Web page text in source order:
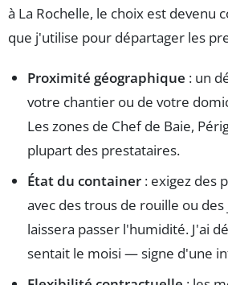
à La Rochelle, le choix est devenu
que j'utilise pour départager les
Proximité géographique : un
votre chantier ou de votre
Les zones de Chef de Baie,
plupart des prestataires.
État du container : exigez des
avec des trous de rouille ou
laissera passer l'humidité. J'ai
sentait le moisi — signe d'une